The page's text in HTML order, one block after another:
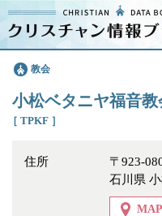
クリスチャン
情報ブックとは
よくあるご質問
教会
小松ベタニヤ福音教
［ TPKF ］
住所
〒923-
石川県
MAP